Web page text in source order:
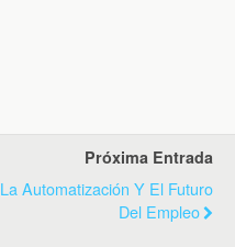
Próxima Entrada
La Automatización Y El Futuro
Del Empleo